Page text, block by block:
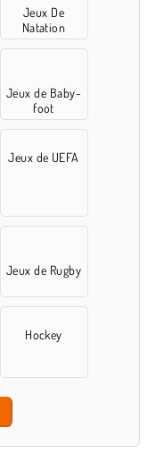
Jeux De
Natation
Jeux de Baby-
foot
Jeux de UEFA
Jeux de Rugby
Hockey